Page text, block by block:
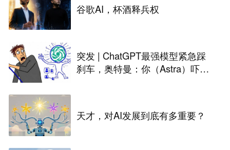
谷歌AI，杯酒释兵权
突发 | ChatGPT最强模型紧急踩
刹车，奥特曼：你（Astra）吓到
天才，对AI发展到底有多重要？